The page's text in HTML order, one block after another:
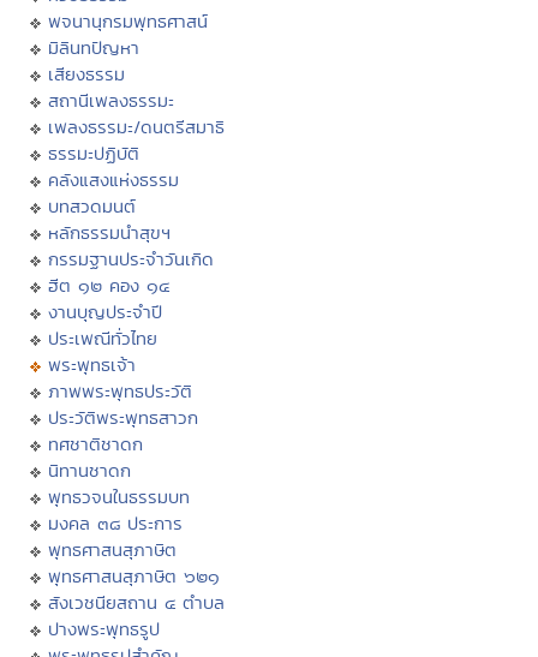
พจนานุกรมพุทธศาสน์
มิลินทปัญหา
เสียงธรรม
สถานีเพลงธรรมะ
เพลงธรรมะ/ดนตรีสมาธิ
ธรรมะปฏิบัติ
คลังแสงแห่งธรรม
บทสวดมนต์
หลักธรรมนำสุขฯ
กรรมฐานประจำวันเกิด
ฮีต ๑๒ คอง ๑๔
งานบุญประจำปี
ประเพณีทั่วไทย
พระพุทธเจ้า
ภาพพระพุทธประวัติ
ประวัติพระพุทธสาวก
ทศชาติชาดก
นิทานชาดก
พุทธวจนในธรรมบท
มงคล ๓๘ ประการ
พุทธศาสนสุภาษิต
พุทธศาสนสุภาษิต ๖๒๑
สังเวชนียสถาน ๔ ตำบล
ปางพระพุทธรูป